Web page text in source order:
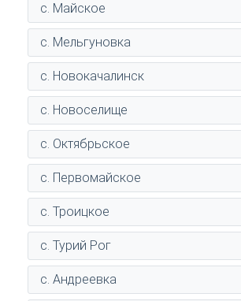
с. Майское
с. Мельгуновка
с. Новокачалинск
с. Новоселище
с. Октябрьское
с. Первомайское
с. Троицкое
с. Турий Рог
с. Андреевка